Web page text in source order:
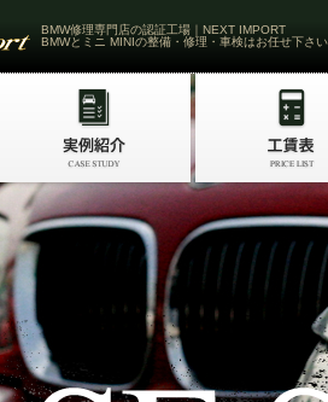
BMW修理専門店の認証工場｜NEXT IMPORT
BMWとミニ MINIの整備・修理・車検はお任せ下さい